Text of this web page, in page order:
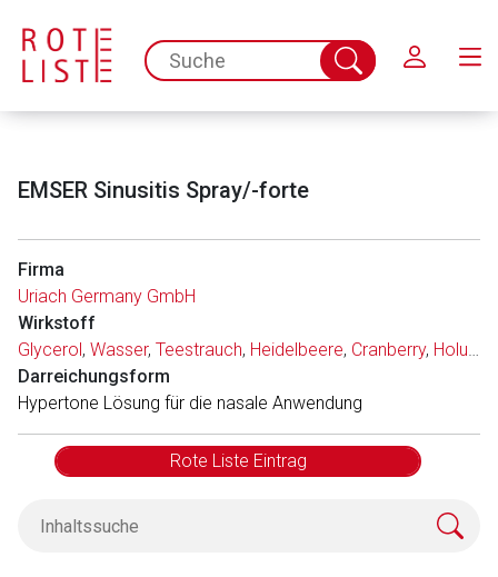
spc.search.input.placeholder
Suche
abschicken
EMSER Sinusitis Spray/-forte
Firma
Uriach Germany GmbH
Wirkstoff
Glycerol, Wasser, Teestrauch, Heidelbeere, Cranberry, Holunderblüten
Darreichungsform
Hypertone Lösung für die nasale Anwendung
Rote Liste Eintrag